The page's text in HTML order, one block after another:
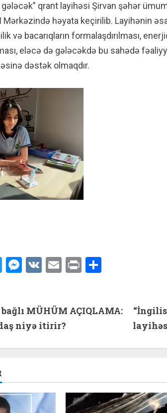
gələcək” qrant layihəsi Şirvan şəhər
Mərkəzində həyata keçirilib. Layihənin
və bacarıqların formalaşdırılması,
eləcə də gələcəkdə bu sahədə
dəstək olmaqdır.
Twitter
Messenger
VK Email
Print
MÜHÜM AÇIQLAMA:
niyə itirir?